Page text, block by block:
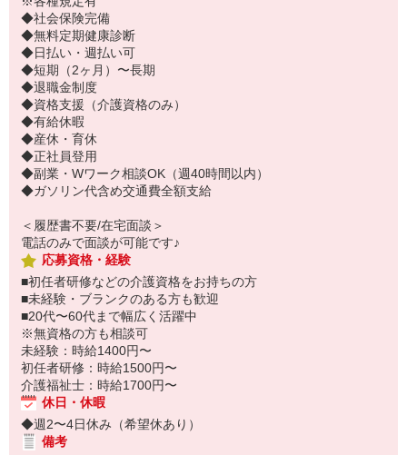
◆社会保険完備
◆無料定期健康診断
◆日払い・週払い可
◆短期（2ヶ月）〜長期
◆退職金制度
◆資格支援（介護資格のみ）
◆有給休暇
◆産休・育休
◆正社員登用
◆副業・Wワーク相談OK（週40時間以内）
◆ガソリン代含め交通費全額支給
＜履歴書不要/在宅面談＞
電話のみで面談が可能です♪
応募資格・経験
■初任者研修などの介護資格をお持ちの方
■未経験・ブランクのある方も歓迎
■20代〜60代まで幅広く活躍中
※無資格の方も相談可
未経験：時給1400円〜
初任者研修：時給1500円〜
介護福祉士：時給1700円〜
休日・休暇
◆週2〜4日休み（希望休あり）
備考